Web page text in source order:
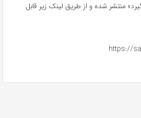
منتشر شده و از طریق لینک زیر قابل
https://